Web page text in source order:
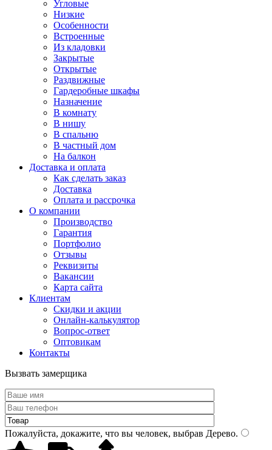
Угловые
Низкие
Особенности
Встроенные
Из кладовки
Закрытые
Открытые
Раздвижные
Гардеробные шкафы
Назначение
В комнату
В нишу
В спальню
В частный дом
На балкон
Доставка и оплата
Как сделать заказ
Доставка
Оплата и рассрочка
О компании
Производство
Гарантия
Портфолио
Отзывы
Реквизиты
Вакансии
Карта сайта
Клиентам
Скидки и акции
Онлайн-калькулятор
Вопрос-ответ
Оптовикам
Контакты
Вызвать замерщика
Пожалуйста, докажите, что вы человек, выбрав Дерево.